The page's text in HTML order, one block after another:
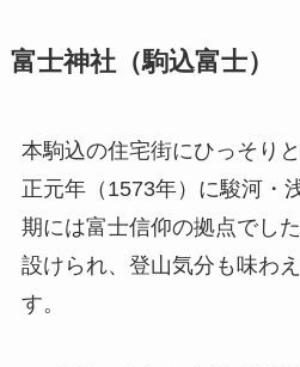
富士神社（駒込富士）
本駒込の住宅街にひっそり
正元年（1573年）に駿河・
期には富士信仰の拠点でし
設けられ、登山気分も味わ
す。